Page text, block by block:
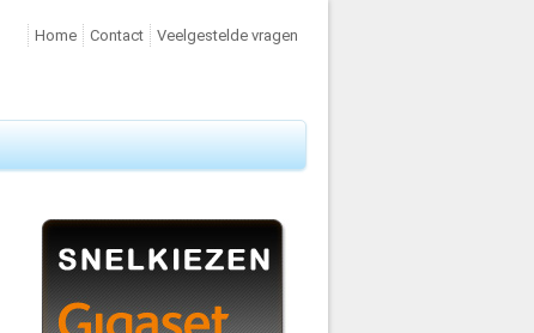
Home Contact Veelgestelde vragen